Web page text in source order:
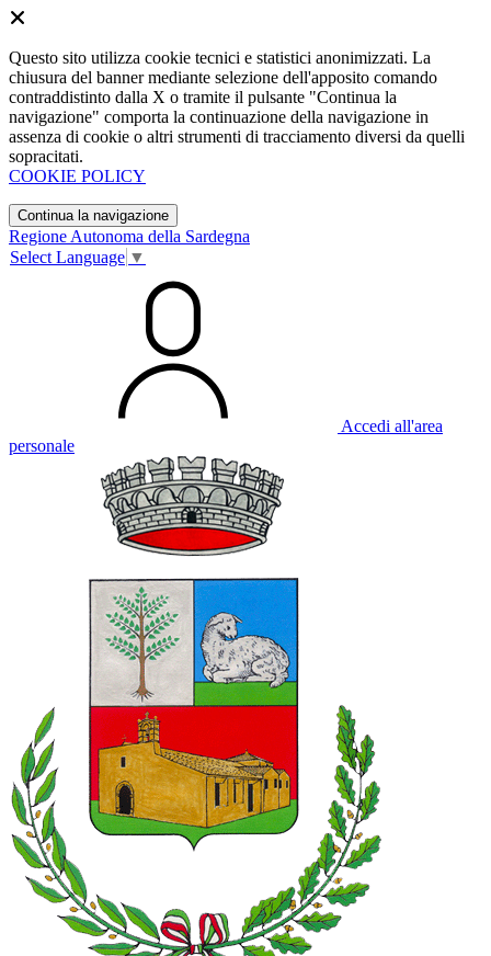
Questo sito utilizza cookie tecnici e statistici anonimizzati. La
chiusura del banner mediante selezione dell'apposito comando
contraddistinto dalla X o tramite il pulsante "Continua la
navigazione" comporta la continuazione della navigazione in
assenza di cookie o altri strumenti di tracciamento diversi da quelli
sopracitati.
COOKIE POLICY
Continua la navigazione
Regione Autonoma della Sardegna
Select Language ▼
Accedi all'area
personale